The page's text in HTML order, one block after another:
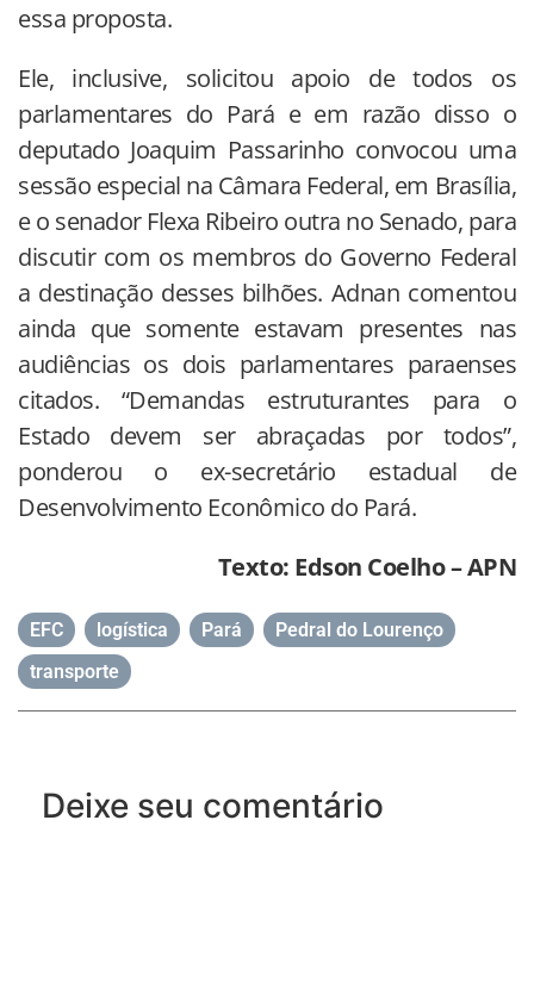
essa proposta.
Ele, inclusive, solicitou apoio de todos os
parlamentares do Pará e em razão disso o
deputado Joaquim Passarinho convocou uma
sessão especial na Câmara Federal, em Brasília,
e o senador Flexa Ribeiro outra no Senado, para
discutir com os membros do Governo Federal
a destinação desses bilhões. Adnan comentou
ainda que somente estavam presentes nas
audiências os dois parlamentares paraenses
citados. “Demandas estruturantes para o
Estado devem ser abraçadas por todos”,
ponderou o ex-secretário estadual de
Desenvolvimento Econômico do Pará.
Texto: Edson Coelho – APN
EFC logística Pará Pedral do Lourenço
transporte
Deixe seu comentário